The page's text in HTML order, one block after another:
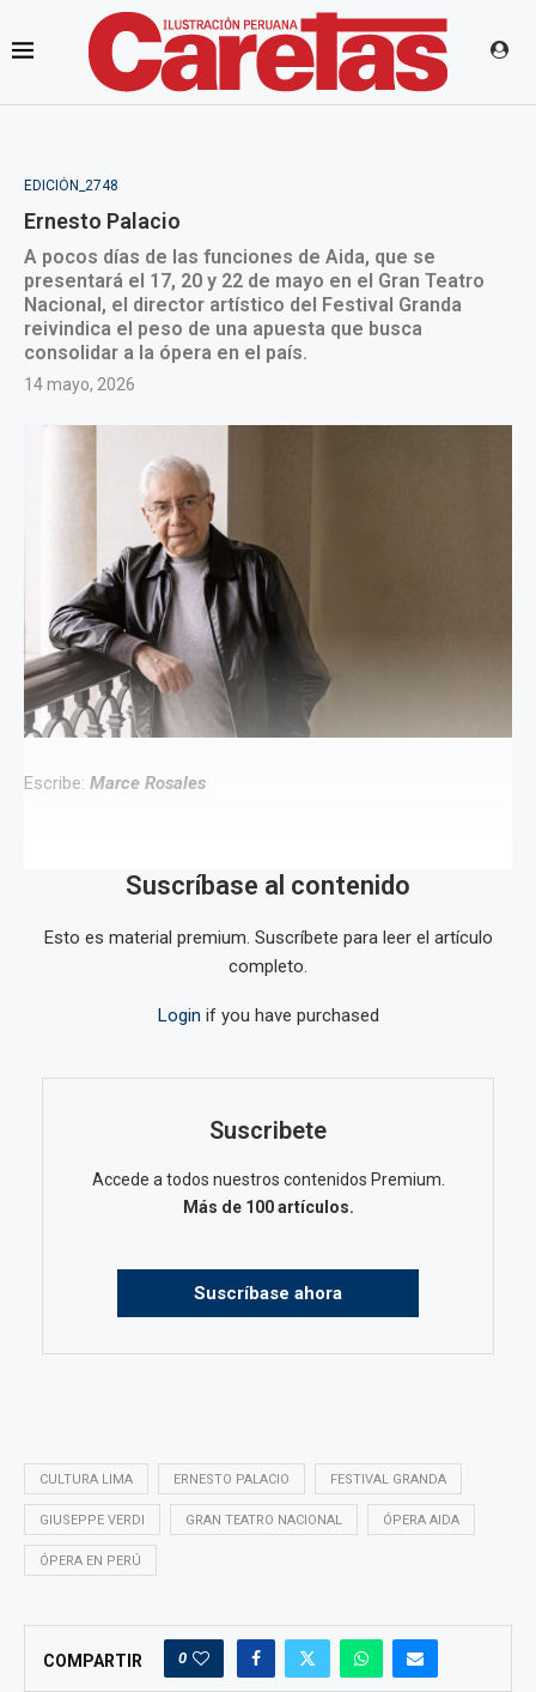
EDICIÓN_2748
Ernesto Palacio
A pocos días de las funciones de Aida, que se
presentará el 17, 20 y 22 de mayo en el Gran Teatro
Nacional, el director artístico del Festival Granda
reivindica el peso de una apuesta que busca
consolidar a la ópera en el país.
14 mayo, 2026
Escribe: Marce Rosales
Suscríbase al contenido
Esto es material premium. Suscríbete para leer el artículo
completo.
Login if you have purchased
Suscribete
Accede a todos nuestros contenidos Premium.
Más de 100 artículos.
Suscríbase ahora
CULTURA LIMA ERNESTO PALACIO FESTIVAL GRANDA
GIUSEPPE VERDI GRAN TEATRO NACIONAL ÓPERA AIDA
ÓPERA EN PERÚ
COMPARTIR 0